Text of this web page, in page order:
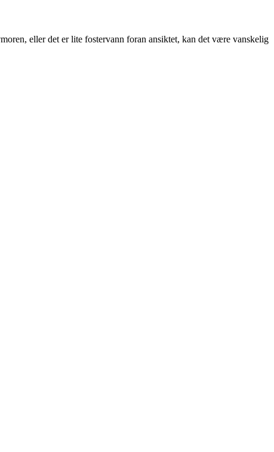
eller det er lite fostervann foran ansiktet, kan det være vanskelig